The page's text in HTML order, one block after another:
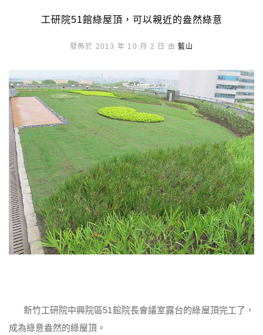
工研院51館綠屋頂，可以親近的盎然綠意
發佈於 2013 年 10 月 2 日 由 藍山
新竹工研院中興院區51館院長會議室露台的綠屋頂完工了，
成為綠意盎然的綠屋頂。